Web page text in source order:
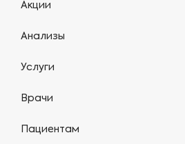
Акции
Анализы
Услуги
Врачи
Пациентам